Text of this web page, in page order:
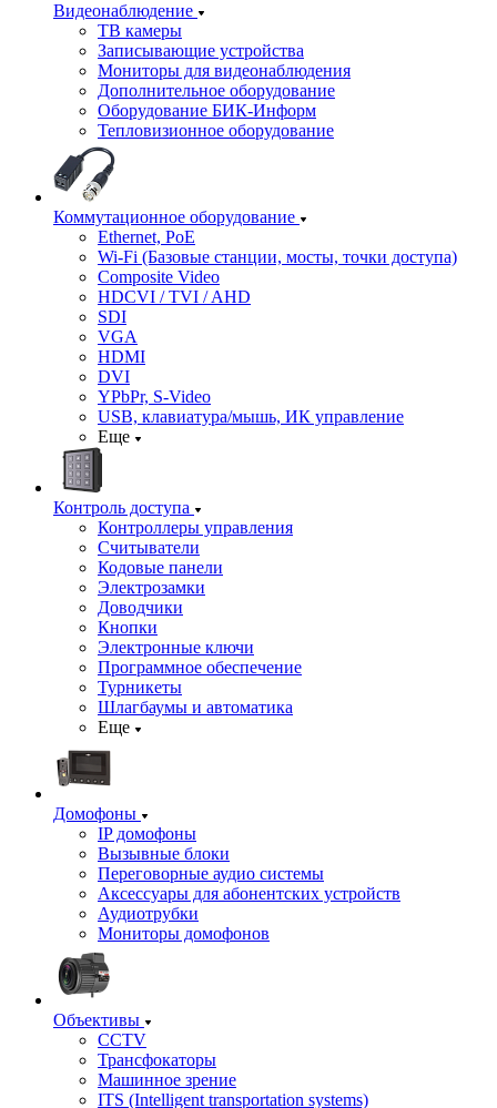
Видеонаблюдение
ТВ камеры
Записывающие устройства
Мониторы для видеонаблюдения
Дополнительное оборудование
Оборудование БИК-Информ
Тепловизионное оборудование
Коммутационное оборудование
Ethernet, PoE
Wi-Fi (Базовые станции, мосты, точки доступа)
Composite Video
HDCVI / TVI / AHD
SDI
VGA
HDMI
DVI
YPbPr, S-Video
USB, клавиатура/мышь, ИК управление
Еще
Контроль доступа
Контроллеры управления
Считыватели
Кодовые панели
Электрозамки
Доводчики
Кнопки
Электронные ключи
Программное обеспечение
Турникеты
Шлагбаумы и автоматика
Еще
Домофоны
IP домофоны
Вызывные блоки
Переговорные аудио системы
Аксессуары для абонентских устройств
Аудиотрубки
Мониторы домофонов
Объективы
CCTV
Трансфокаторы
Машинное зрение
ITS (Intelligent transportation systems)